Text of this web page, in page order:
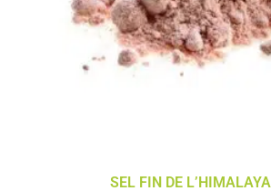
SEL FIN DE L’HIMALAYA